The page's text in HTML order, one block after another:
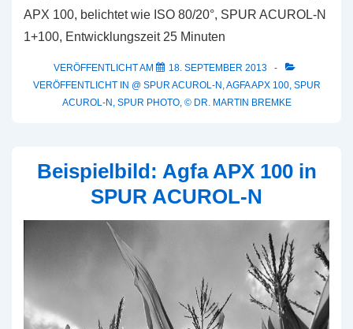
APX 100, belichtet wie ISO 80/20°, SPUR ACUROL-N
1+100, Entwicklungszeit 25 Minuten
VERÖFFENTLICHT AM
18. SEPTEMBER 2013
VERÖFFENTLICHT IN @ SPUR ACUROL-N AGFA APX 100, SPUR
ACUROL-N SPUR PHOTO, © DR. MARTIN BREMKE
Beispielbild: Agfa APX 100 in
SPUR ACUROL-N